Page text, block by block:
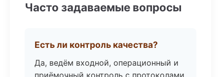
Часто задаваемые вопросы
Есть ли контроль качества?
Да, ведём входной, операционный и
приёмочный контроль с протоколами